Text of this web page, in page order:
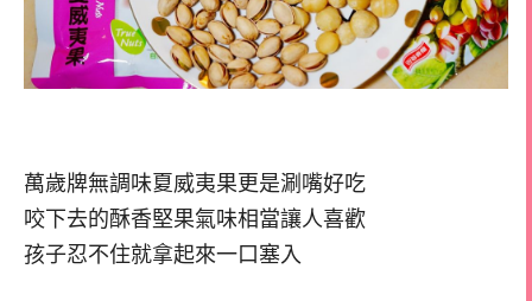
萬歲牌無調味夏威夷果更是涮嘴好吃
咬下去的酥香堅果氣味相當讓人喜歡
孩子忍不住就拿起來一口塞入